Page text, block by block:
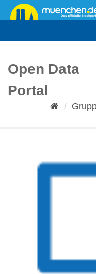
Überspringen
zum
Open Data
Portal